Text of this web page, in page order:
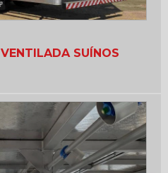
truck 8 metrosSUÍNOS